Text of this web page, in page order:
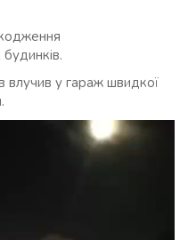
влучив у гараж швидкої